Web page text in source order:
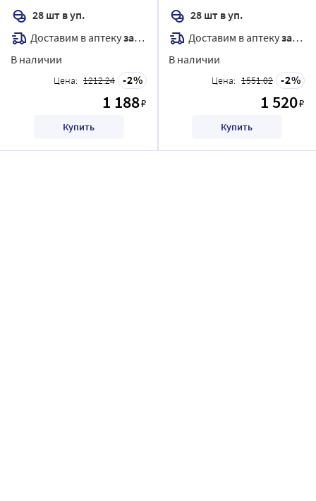
28 шт в уп.
Доставим в аптекузавтра
В наличии
Цена: 1212.24 2
1 188₽
Купить
28 шт в уп.
Доставим в аптекузавтра
В наличии
Цена: 1551.02 2
1 520₽
Купить